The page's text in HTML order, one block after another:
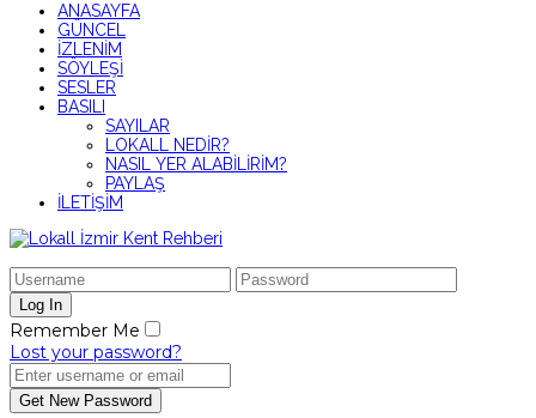
ANASAYFA
GÜNCEL
İZLENİM
SÖYLEŞİ
SESLER
BASILI
SAYILAR
LOKALL NEDİR?
NASIL YER ALABİLİRİM?
PAYLAŞ
İLETİŞİM
Remember Me
Lost your password?